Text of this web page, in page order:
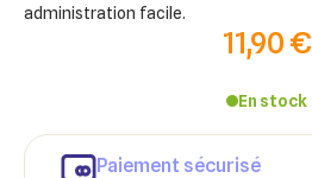
administration facile.
11,90 €
En stock
Paiement sécurisé